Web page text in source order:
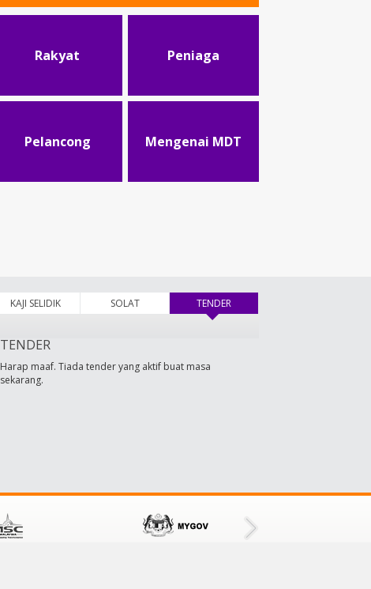
Rakyat Peniaga
Pelancong Mengenai MDT
KAJI SELIDIK SOLAT TENDER(tab aktif)
TENDER
Harap maaf. Tiada tender yang aktif buat masa
sekarang.